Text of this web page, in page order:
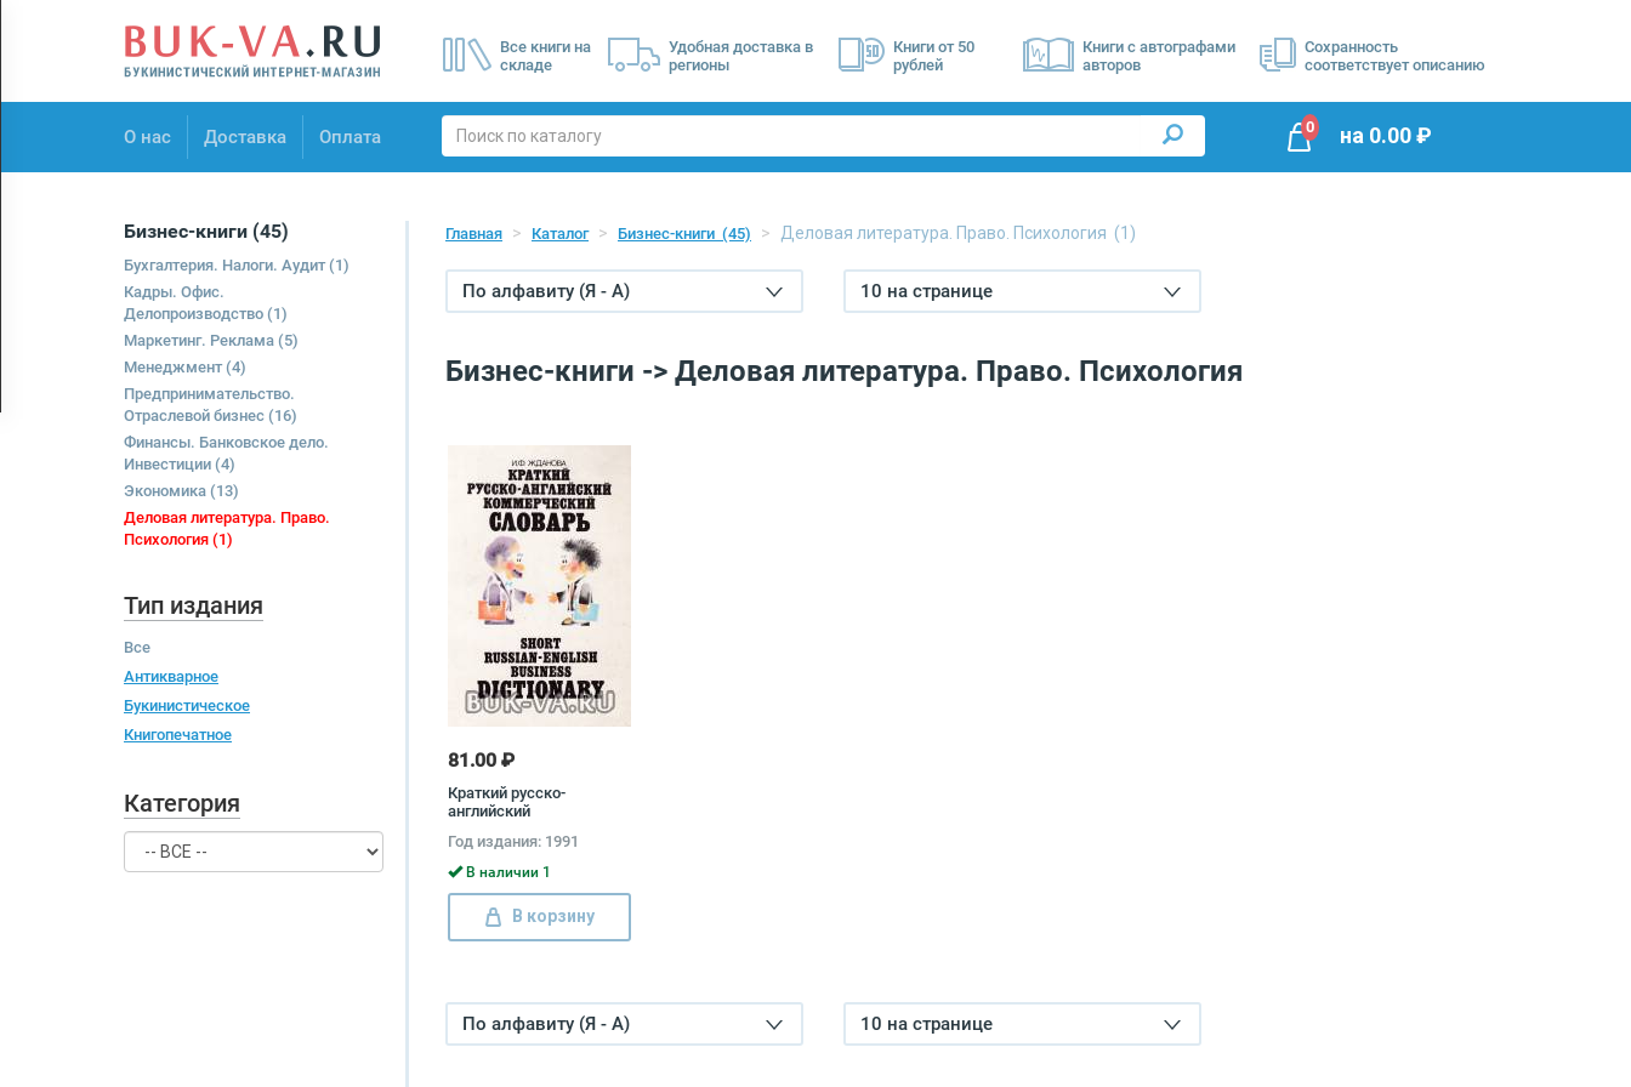
Все книги на
складе
Удобная доставка в
регионы
Книги от 50
рублей
Книги с автографами
авторов
Сохранность
соответствует описанию
О нас Доставка Оплата
О нас
0 на 0.00₽
Бизнес-книги (45)
Бухгалтерия. Налоги. Аудит(1)
Кадры. Офис.
Делопроизводство (1)
Маркетинг. Реклама (5)
Менеджмент(4)
Предпринимательство.
Отраслевой бизнес (16)
Финансы. Банковское дело.
Инвестиции (4)
Экономика (13)
Деловая литература. Право.
Психология (1)
Тип издания
Все
Антикварное
Букинистическое
Книгопечатное
Категория
Главная Каталог Бизнес-книги (45) Деловая литература. Право. Психология (1)
По алфавиту (Я - А) 10 на странице
Бизнес-книги -> Деловая литература. Право. Психология
81.00 ₽
Краткий русско-
английский
Short Russian-English
Business Dictionary
Год издания: 1991
В наличии 1
В корзину
По алфавиту (Я - А) 10 на странице